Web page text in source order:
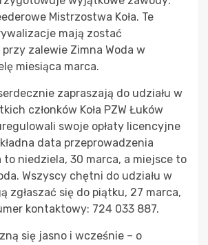
Mistrzostwa Koła. Te
mają zostać
zalewie Zimna Woda w
miesiąca marca.
zapraszają do udziału w
członków Koła PZW Łuków
swoje opłaty licencyjne
data przeprowadzenia
to niedziela, 30 marca, a miejsce to
Wszyscy chętni do udziału w
zgłaszać się do piątku, 27 marca,
kontaktowy: 724 033 887.
się jasno i wcześnie – o